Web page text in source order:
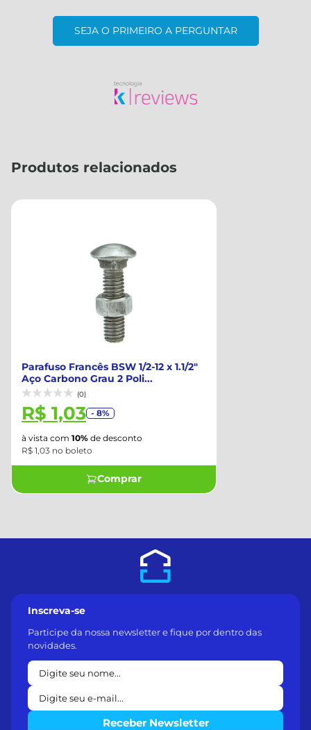
SEJA O PRIMEIRO A PERGUNTAR
Produtos relacionados
Parafuso Francês BSW 1/2-12 x 1.1/2"
Aço Carbono Grau 2 Poli...
(0)
R$ 1,03 - 8%
à vista com 10% de desconto
R$ 1,03 no boleto
Comprar
Inscreva-se
Participe da nossa newsletter e fique por dentro das
novidades.
Receber Newsletter